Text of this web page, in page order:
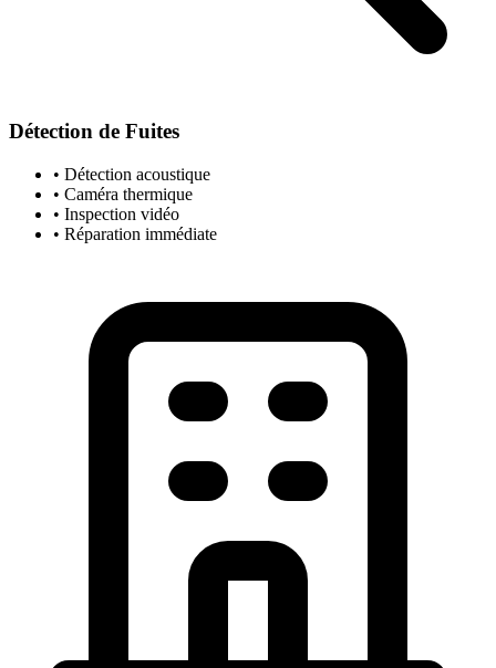
Détection de Fuites
• Détection acoustique
• Caméra thermique
• Inspection vidéo
• Réparation immédiate